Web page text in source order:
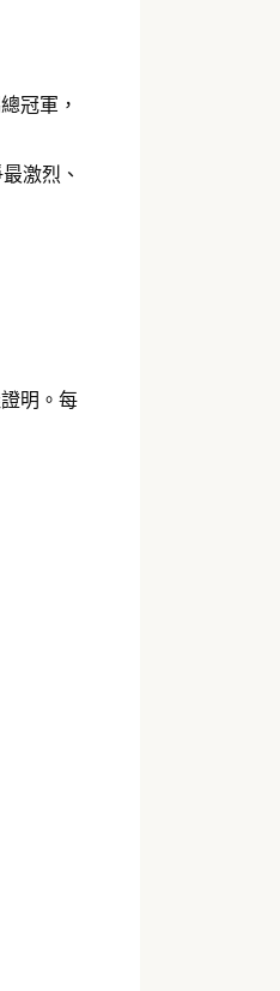
冠軍，
激烈、
明。每